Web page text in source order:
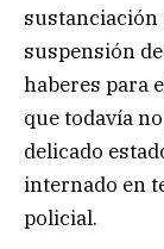
suspensión
haberes para
que todavía
delicado
internado en
policial.